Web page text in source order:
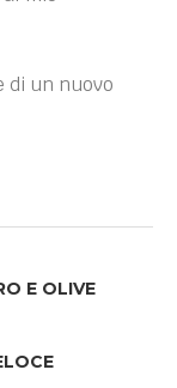
di un nuovo
E OLIVE